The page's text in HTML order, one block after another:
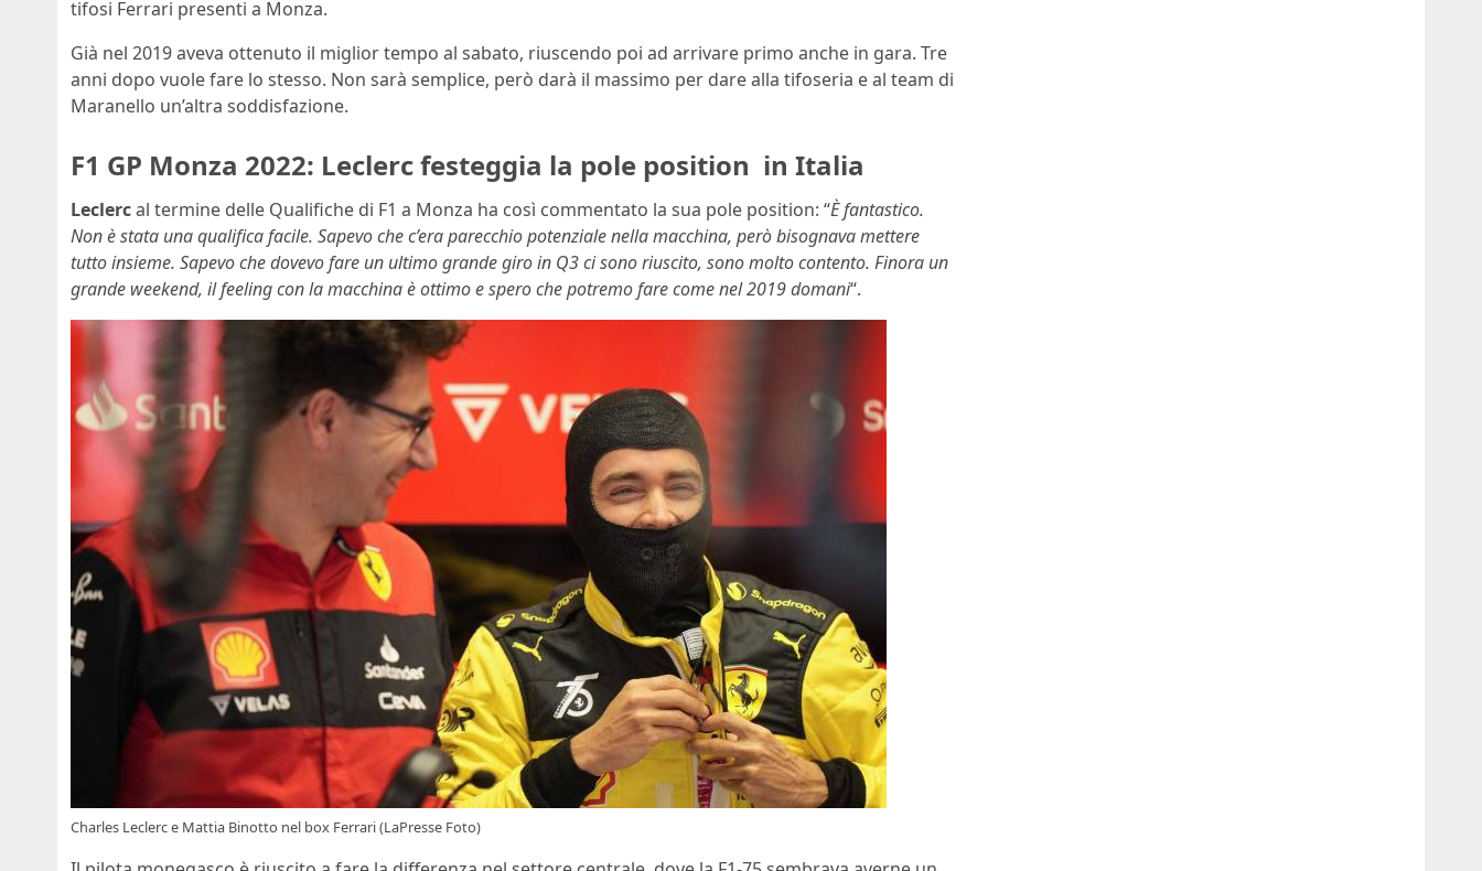
tifosi Ferrari presenti a Monza.
Già nel 2019 aveva ottenuto il miglior tempo al sabato, riuscendo poi ad arrivare primo anche in gara. Tre
anni dopo vuole fare lo stesso. Non sarà semplice, però darà il massimo per dare alla tifoseria e al team di
Maranello un’altra soddisfazione.
F1 GP Monza 2022: Leclerc festeggia la pole position in Italia
Leclercal termine delle Qualifiche di F1 a Monza ha così commentato la sua pole position: “È fantastico.
Non è stata una qualifica facile. Sapevo che c’era parecchio potenziale nella macchina, però bisognava mettere
tutto insieme. Sapevo che dovevo fare un ultimo grande giro in Q3 ci sono riuscito, sono molto contento. Finora un
grande weekend, il feeling con la macchina è ottimo e spero che potremo fare come nel 2019 domani“.
Charles Leclerc e Mattia Binotto nel box Ferrari (LaPresse Foto)